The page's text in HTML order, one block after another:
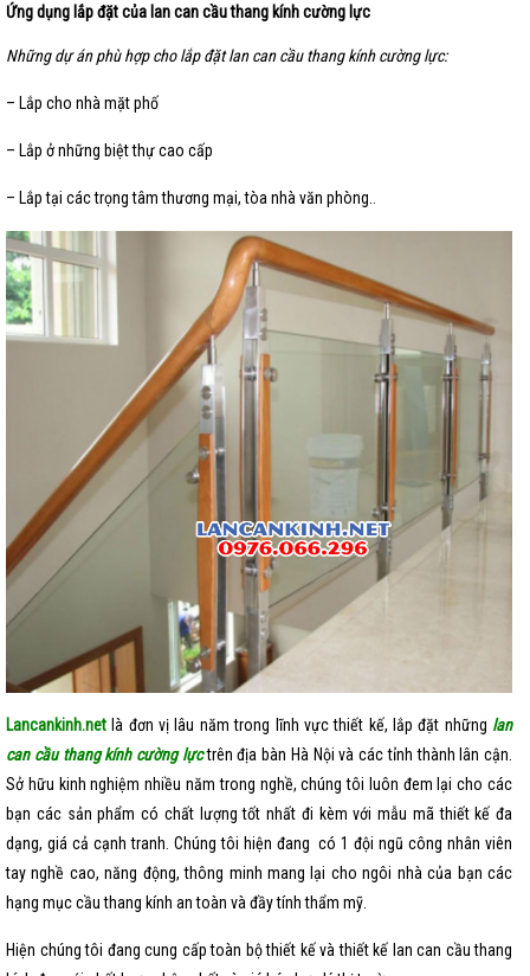
Ứng dụng lắp đặt của lan can cầu thang kính cường lực
Những dự án phù hợp cho lắp đặt lan can cầu thang kính cường lực:
– Lắp cho nhà mặt phố
– Lắp ở những biệt thự cao cấp
– Lắp tại các trọng tâm thương mại, tòa nhà văn phòng..
Lancankinh.net là đơn vị lâu năm trong lĩnh vực thiết kế, lắp đặt những lan
can cầu thang kính cường lựctrên địa bàn Hà Nội và các tỉnh thành lân cận.
Sở hữu kinh nghiệm nhiều năm trong nghề, chúng tôi luôn đem lại cho các
bạn các sản phẩm có chất lượng tốt nhất đi kèm với mẫu mã thiết kế đa
dạng, giá cả cạnh tranh. Chúng tôi hiện đang có 1 đội ngũ công nhân viên
tay nghề cao, năng động, thông minh mang lại cho ngôi nhà của bạn các
hạng mục cầu thang kính an toàn và đầy tính thẩm mỹ.
Hiện chúng tôi đang cung cấp toàn bộ thiết kế và thiết kế lan can cầu thang